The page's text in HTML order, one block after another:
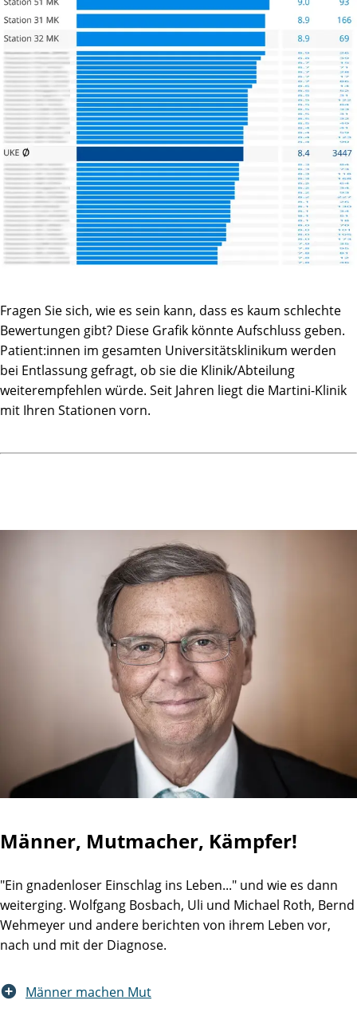
Fragen Sie sich, wie es sein kann, dass es kaum schlechte
Bewertungen gibt? Diese Grafik könnte Aufschluss geben.
Patient:innen im gesamten Universitätsklinikum werden
bei Entlassung gefragt, ob sie die Klinik/Abteilung
weiterempfehlen würde. Seit Jahren liegt die Martini-Klinik
mit Ihren Stationen vorn.
Männer, Mutmacher, Kämpfer!
"Ein gnadenloser Einschlag ins Leben..." und wie es dann
weiterging. Wolfgang Bosbach, Uli und Michael Roth, Bernd
Wehmeyer und andere berichten von ihrem Leben vor,
nach und mit der Diagnose.
Männer machen Mut